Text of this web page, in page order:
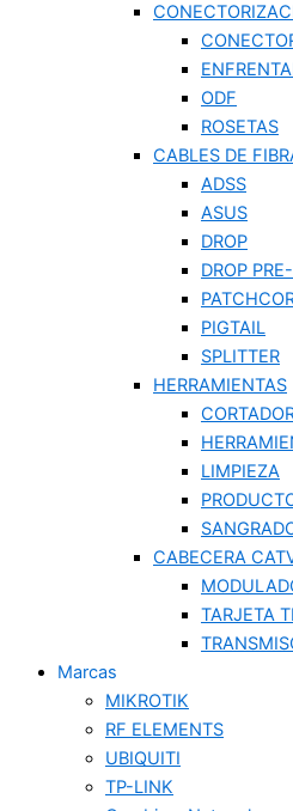
ODF
ROSETAS
CABLES DE
ADSS
ASUS
DROP
DROP
PIGTAIL
SPLITTER
HERRAMIENTAS
LIMPIEZA
CABECERA
TARJETA
Marcas
MIKROTIK
RF ELEMENTS
UBIQUITI
TP-LINK